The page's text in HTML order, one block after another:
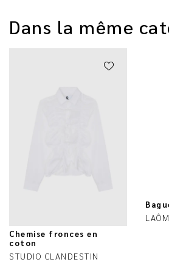
Dans la même
Chemise fronces en
coton
STUDIO CLANDESTIN